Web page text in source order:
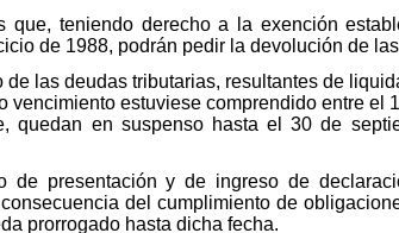
que, teniendo derecho a la exención
de 1988, podrán pedir la devolución de
de las deudas tributarias, resultantes de
vencimiento estuviese comprendido entre
quedan en suspenso hasta el 30 de
de presentación y de ingreso de
del cumplimiento de
prorrogado hasta dicha fecha.